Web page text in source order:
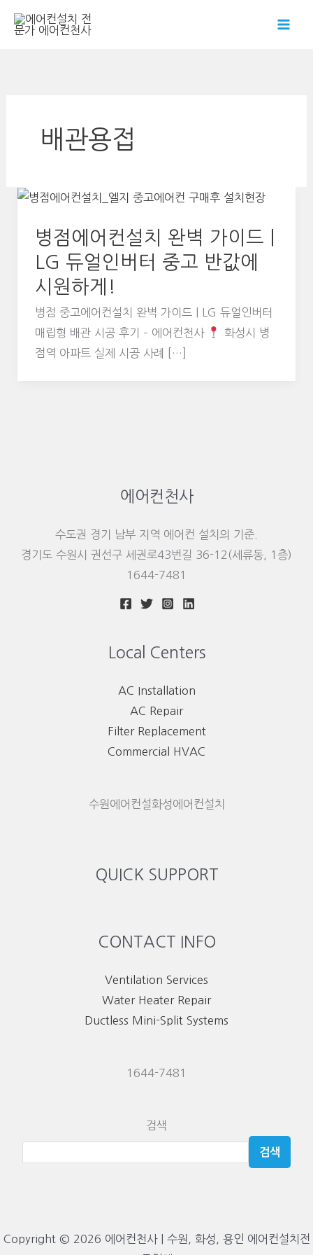
배관용접
병점에어컨설치 완벽 가이드 |
LG 듀얼인버터 중고 반값에
시원하게!
병점 중고에어컨설치 완벽 가이드 | LG 듀얼인버터
매립형 배관 시공 후기 – 에어컨천사
화성시 병
점역 아파트 실제 시공 사례 […]
에어컨천사
수도권 경기 남부 지역 에어컨 설치의 기준.
경기도 수원시 권선구 세권로43번길 36-12(세류동, 1층)
1644-7481
Local Centers
AC Installation
AC Repair
Filter Replacement
Commercial HVAC
수원에어컨설화성에어컨설치
QUICK SUPPORT
CONTACT INFO
Ventilation Services
Water Heater Repair
Ductless Mini-Split Systems
1644-7481
검색
검색
Copyright © 2026 에어컨천사 | 수원, 화성, 용인 에어컨설치전